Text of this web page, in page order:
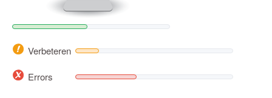
Verbeteren
Errors